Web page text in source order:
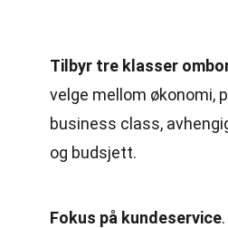
Tilbyr tre klasser
velge mellom økonomi,
business class,
og budsjett.
Fokus på kundeservice